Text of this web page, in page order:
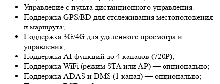
Управление с пульта дистанционного управления;
Поддержка GPS/BD для отслеживания местоположения
и маршрута;
Поддержка 3G/4G для удаленного просмотра и
управления;
Поддержка AI-функций до 4 каналов (720P);
Поддержка WiFi (режим STA или AP) — опционально;
Поддержка ADAS и DMS (1 канал) — опционально;